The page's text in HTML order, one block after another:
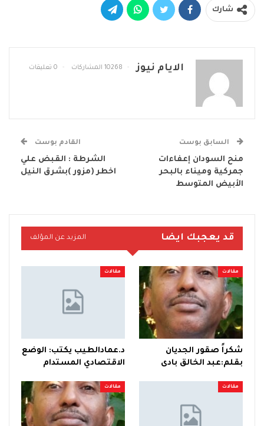
شارك
الايام نيوز 10268 المشاركات 0 تعليقات
السابق بوست
منح السودان إعفاءات
جمركية وميناء بالبحر
الأبيض المتوسط
القادم بوست
الشرطة : القبض علي
اخطر (مزور )بشرق النيل
قد يعجبك ايضا المزيد عن المؤلف
مقالات
شكراً صقور الجديان
بقلم:عبد الخالق بادى
مقالات
د.عمادالطيب يكتب: الوضع
الاقتصادي المستدام
مقالات مقالات